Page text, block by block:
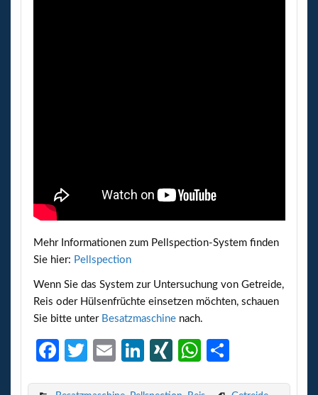
Mehr Informationen zum Pellspection-System finden
Sie hier: Pellspection
Wenn Sie das System zur Untersuchung von Getreide,
Reis oder Hülsenfrüchte einsetzen möchten, schauen
Sie bitte unter Besatzmaschinenach.
Fa
T
E
Li
XI
W